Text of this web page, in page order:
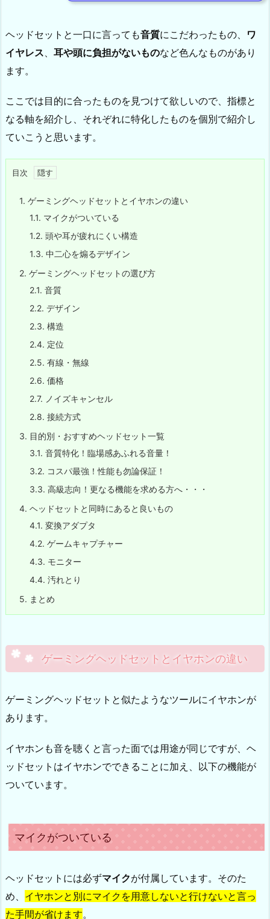
ヘッドセットと一口に言っても音質にこだわったもの、 ワ
イヤレス
耳や頭に負担がないものなど色んなものがあり
ます。
ここでは目的に合ったものを見つけて欲しいので、指標と
なる軸を紹介し、それぞれに特化したものを個別で紹介し
ていこうと思います。
目次
1. ゲーミングヘッドセットとイヤホンの違い
1.1. マイクがついている
1.2. 頭や耳が疲れにくい構造
1.3. 中二心を煽るデザイン
2. ゲーミングヘッドセットの選び方
2.1. 音質
2.2. デザイン
2.3. 構造
2.4. 定位
2.5. 有線・無線
2.6. 価格
2.7. ノイズキャンセル
2.8. 接続方式
3. 目的別・おすすめヘッドセット一覧
3.1. 音質特化！臨場感あふれる音量！
3.2. コスパ最強！性能も勿論保証！
3.3. 高級志向！更なる機能を求める方へ・・・
4. ヘッドセットと同時にあると良いもの
4.1. 変換アダプタ
4.2. ゲームキャプチャー
4.3. モニター
4.4. 汚れとり
5. まとめ
ゲーミングヘッドセットとイヤホンの違い
ゲーミングヘッドセットと似たようなツールにイヤホンが
あります。
イヤホンも音を聴くと言った面では用途が同じですが、ヘ
ッドセットはイヤホンでできることに加え、以下の機能が
ついています。
マイクがついている
ヘッドセットには必ずマイクが付属しています。そのた
め、 イヤホンと別にマイクを用意しないと行けないと言っ
た手間が省けます。